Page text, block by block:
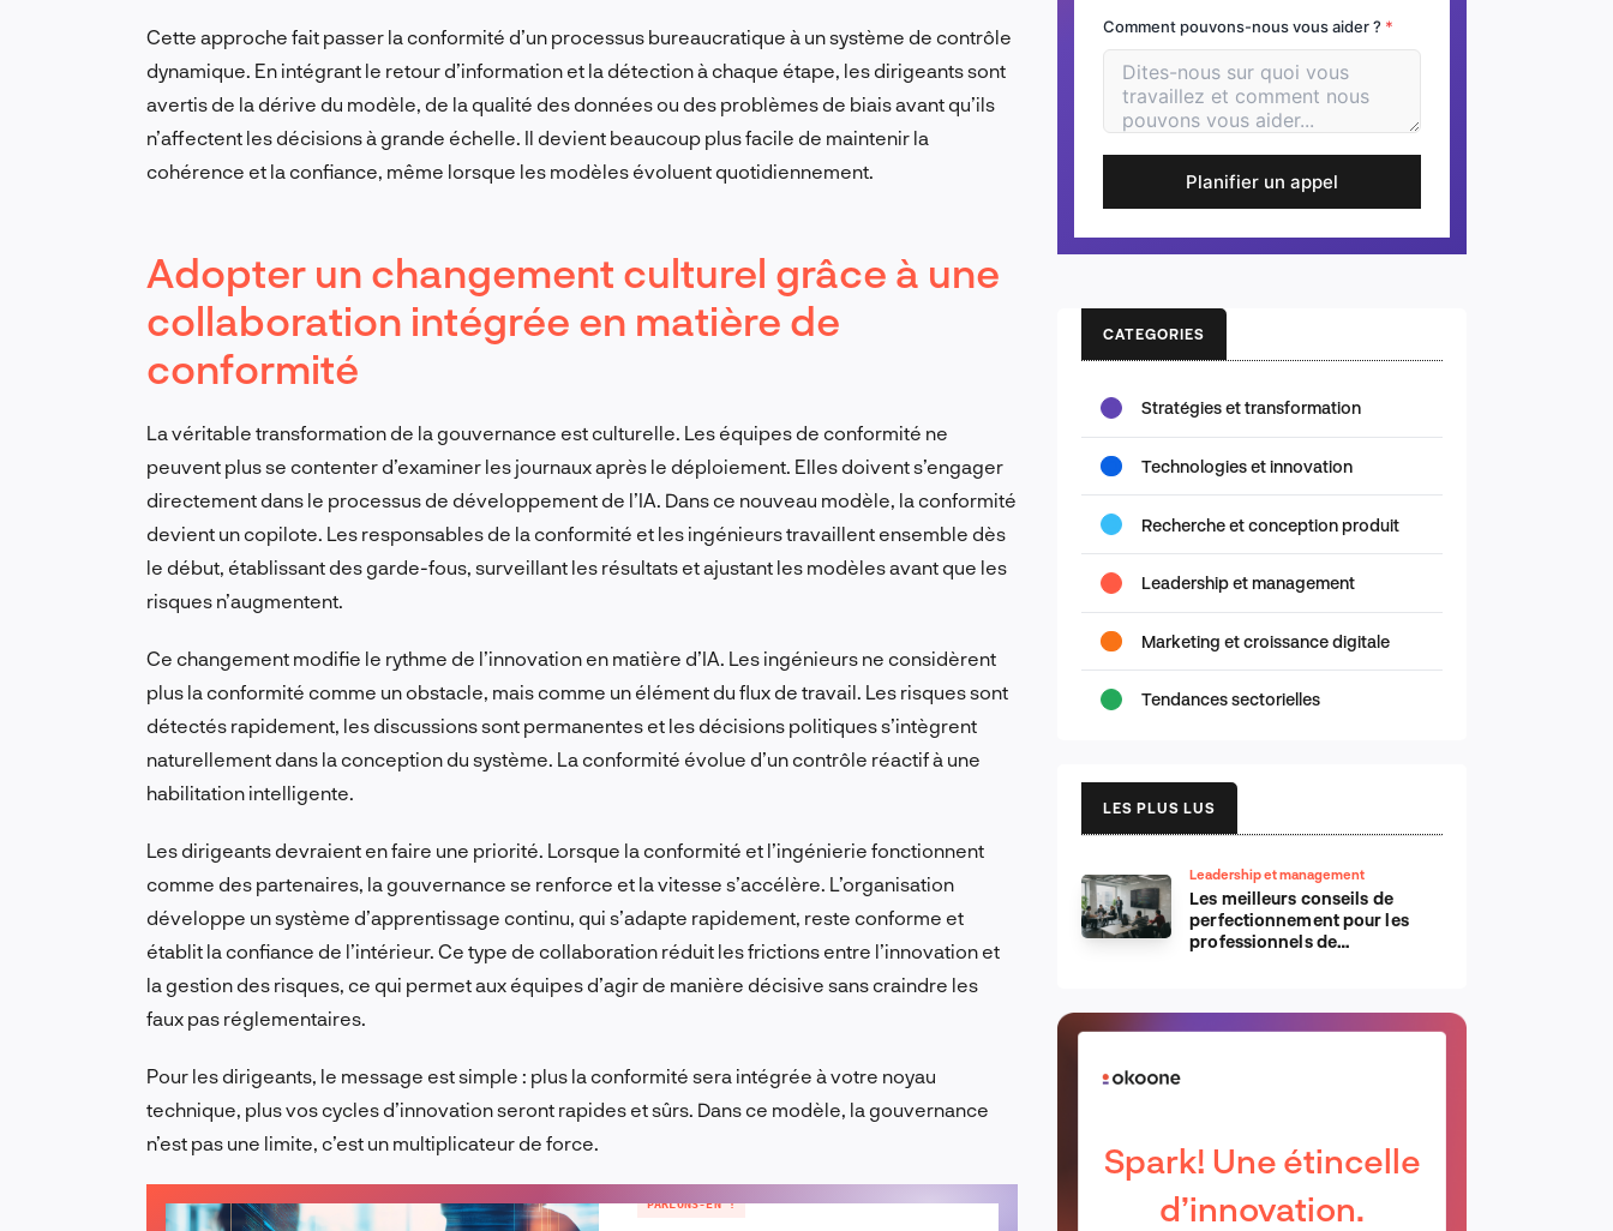
Cette approche fait passer la conformité d’un processus bureaucratique à un système de contrôle
dynamique. En intégrant le retour d’information et la détection à chaque étape, les dirigeants sont
avertis de la dérive du modèle, de la qualité des données ou des problèmes de biais avant qu’ils
n’affectent les décisions à grande échelle. Il devient beaucoup plus facile de maintenir la
cohérence et la confiance, même lorsque les modèles évoluent quotidiennement.
Adopter un changement culturel grâce à une
collaboration intégrée en matière de
conformité
La véritable transformation de la gouvernance est culturelle. Les équipes de conformité ne
peuvent plus se contenter d’examiner les journaux après le déploiement. Elles doivent s’engager
directement dans le processus de développement de l’IA. Dans ce nouveau modèle, la conformité
devient un copilote. Les responsables de la conformité et les ingénieurs travaillent ensemble dès
le début, établissant des garde-fous, surveillant les résultats et ajustant les modèles avant que les
risques n’augmentent.
Ce changement modifie le rythme de l’innovation en matière d’IA. Les ingénieurs ne considèrent
plus la conformité comme un obstacle, mais comme un élément du flux de travail. Les risques sont
détectés rapidement, les discussions sont permanentes et les décisions politiques s’intègrent
naturellement dans la conception du système. La conformité évolue d’un contrôle réactif à une
habilitation intelligente.
Les dirigeants devraient en faire une priorité. Lorsque la conformité et l’ingénierie fonctionnent
comme des partenaires, la gouvernance se renforce et la vitesse s’accélère. L’organisation
développe un système d’apprentissage continu, qui s’adapte rapidement, reste conforme et
établit la confiance de l’intérieur. Ce type de collaboration réduit les frictions entre l’innovation et
la gestion des risques, ce qui permet aux équipes d’agir de manière décisive sans craindre les
faux pas réglementaires.
Pour les dirigeants, le message est simple : plus la conformité sera intégrée à votre noyau
technique, plus vos cycles d’innovation seront rapides et sûrs. Dans ce modèle, la gouvernance
n’est pas une limite, c’est un multiplicateur de force.
PARLONS-EN !
Comment pouvons-nous vous aider ? *
Planifier un appel
CATEGORIES
Stratégies et transformation
Technologies et innovation
Recherche et conception produit
Leadership et management
Marketing et croissance digitale
Tendances sectorielles
LES PLUS LUS
Leadership et management
Les meilleurs conseils de
perfectionnement pour les
professionnels de
Spark! Une étincelle
d’innovation.